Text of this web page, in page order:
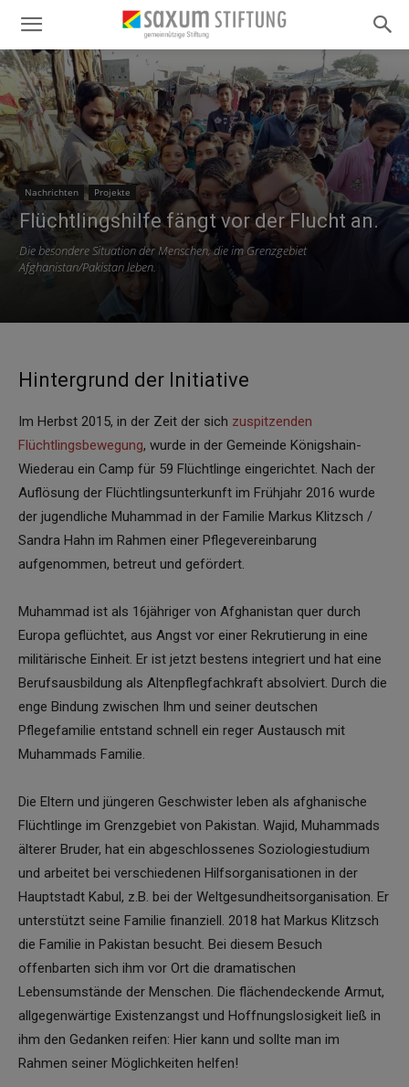
Nachrichten Projekte
Flüchtlingshilfe fängt vor der Flucht an.
Die besondere Situation der Menschen, die im Grenzgebiet
Afghanistan/Pakistan leben.
Hintergrund der Initiative
Im Herbst 2015, in der Zeit der sich zuspitzenden
Flüchtlingsbewegung, wurde in der Gemeinde Königshain-
Wiederau ein Camp für 59 Flüchtlinge eingerichtet. Nach der
Auflösung der Flüchtlingsunterkunft im Frühjahr 2016 wurde
der jugendliche Muhammad in der Familie Markus Klitzsch /
Sandra Hahn im Rahmen einer Pflegevereinbarung
aufgenommen, betreut und gefördert.
Muhammad ist als 16jähriger von Afghanistan quer durch
Europa geflüchtet, aus Angst vor einer Rekrutierung in eine
militärische Einheit. Er ist jetzt bestens integriert und hat eine
Berufsausbildung als Altenpflegfachkraft absolviert. Durch die
enge Bindung zwischen Ihm und seiner deutschen
Pflegefamilie entstand schnell ein reger Austausch mit
Muhammads Familie.
Die Eltern und jüngeren Geschwister leben als afghanische
Flüchtlinge im Grenzgebiet von Pakistan. Wajid, Muhammads
älterer Bruder, hat ein abgeschlossenes Soziologiestudium
und arbeitet bei verschiedenen Hilfsorganisationen in der
Hauptstadt Kabul, z.B. bei der Weltgesundheitsorganisation. Er
unterstützt seine Familie finanziell. 2018 hat Markus Klitzsch
die Familie in Pakistan besucht. Bei diesem Besuch
offenbarten sich ihm vor Ort die dramatischen
Lebensumstände der Menschen. Die flächendeckende Armut,
allgegenwärtige Existenzangst und Hoffnungslosigkeit ließ in
ihm den Gedanken reifen: Hier kann und sollte man im
Rahmen seiner Möglichkeiten helfen!